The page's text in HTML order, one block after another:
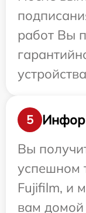
работ Вы
5
Вы
успешном
Fujifilm, и
вам